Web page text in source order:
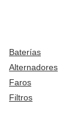
Baterías
Alternadores
Faros
Filtros